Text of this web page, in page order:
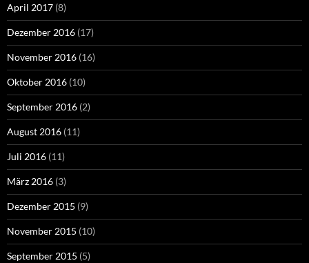
April 2017 (8)
Dezember 2016 (17)
November 2016 (16)
Oktober 2016 (10)
September 2016 (2)
August 2016 (11)
Juli 2016 (11)
März 2016 (3)
Dezember 2015 (9)
November 2015 (10)
September 2015 (5)